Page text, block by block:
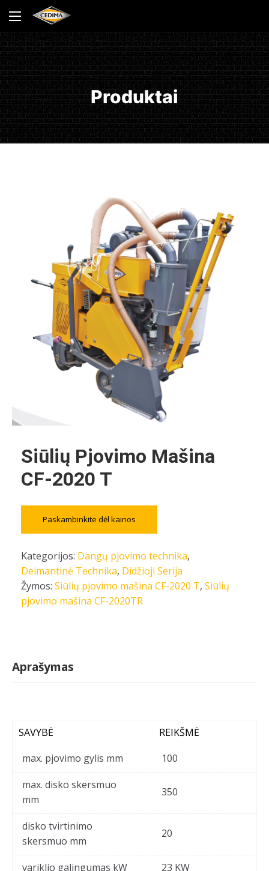
Produktai
Siūlių Pjovimo Mašina
CF-2020 T
Paskambinkite dėl kainos
Kategorijos: Dangų pjovimo technika,
Deimantinė Technika, Didžioji Serija
Žymos: Siūlių pjovimo mašina CF-2020 T, Siūlių
pjovimo mašina CF-2020TR
Aprašymas
SAVYBĖ
REIKŠMĖ
max. pjovimo gylis mm
100
max. disko skersmuo
mm
350
disko tvirtinimo
skersmuo mm
20
variklio galingumas kW 23 KW